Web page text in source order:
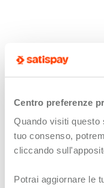
Centro preferenze
Quando visiti questo
tuo consenso,
cliccando
Potrai aggiornare le